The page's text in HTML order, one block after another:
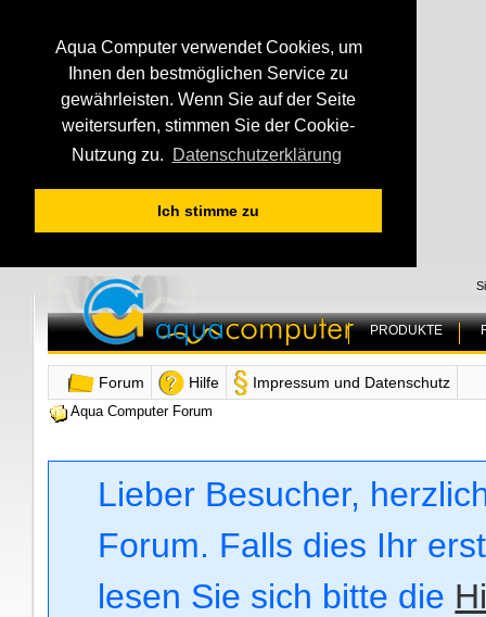
Aqua Computer verwendet Cookies, um
Ihnen den bestmöglichen Service zu
gewährleisten. Wenn Sie auf der Seite
weitersurfen, stimmen Sie der Cookie-
Nutzung zu.
Datenschutzerklärung
Ich stimme zu
PRODUKTE
Forum Hilfe Impressum und Datenschutz
Aqua Computer Forum
Lieber Besucher,
Forum. Falls dies Ihr
lesen Sie sich bitte die